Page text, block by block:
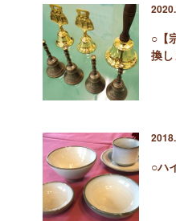
○【
換
○ハ